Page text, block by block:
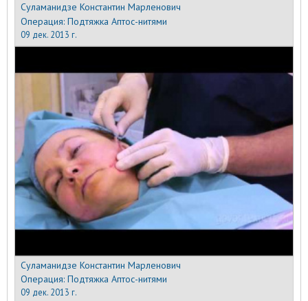
Суламанидзе Константин Марленович
Операция:Подтяжка Аптос-нитями
09 дек. 2013 г.
Суламанидзе Константин Марленович
Операция:Подтяжка Аптос-нитями
09 дек. 2013 г.